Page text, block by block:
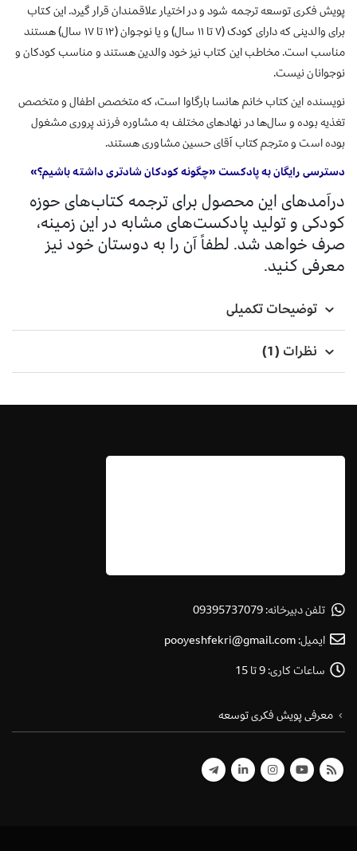
پویش فکری توسعه ترجمه شود و در اختیار علاقمندان قرار گیرد.این کتاب
برای والدینی که دارای کودک(۷ تا ۱۱ سال ) و یا نوجوان (۱۲ تا ۱۷ سال
) هستند
مناسب است. مخاطب این کتاب نیز خود والدین هستند و مناسب کودکان و
نوجوانان نیست.
نویسنده این کتاب خانم هانسا بارگاوا است،که متخصص اطفال و متخصص
تغذیه بوده و سالها در نهادهای مختلف به مشاوره فرزند پروری مشغول
بوده است و مترجم کتاب آقای حسین مشاوری هستند.
دسترسی رایگان به پادکست «چگونه کودکان شادتری داشته باشیم؟»
درآمدهای این محصول برای ترجمه کتاب‌های حوزه
کودکی و تولید پادکست‌های مشابه در این زمینه،
صرف خواهد شد. لطفاً آن را به دوستان خود نیز
معرفی کنید.
توضیحات تکمیلی
نظرات (1)
تلفن دبیرخانه:09395737079
ایمیل:pooyeshfekri@gmail.com
ساعات کاری:9 تا 15
معرفی پویش فکری توسعه